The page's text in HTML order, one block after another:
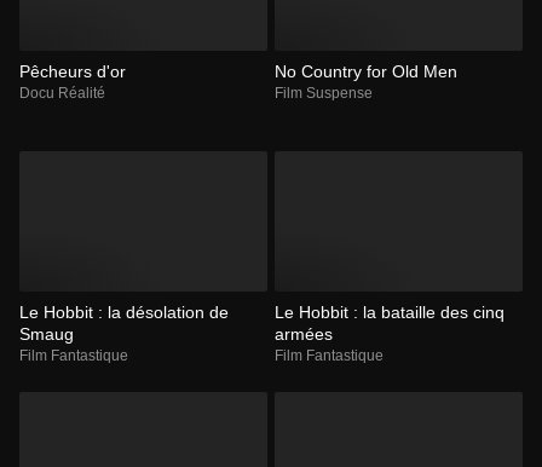
Pêcheurs d'or
Docu Réalité
No Country for Old Men
Film Suspense
Le Hobbit : la désolation de
Smaug
Film Fantastique
Le Hobbit : la bataille des cinq
armées
Film Fantastique